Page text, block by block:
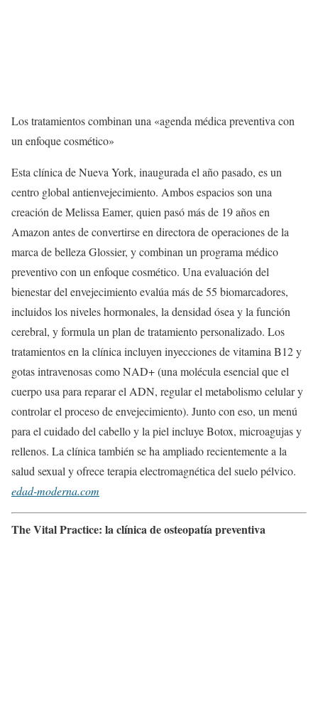
Los tratamientos combinan una «agenda médica preventiva con
un enfoque cosmético»
Esta clínica de Nueva York, inaugurada el año pasado, es un
centro global antienvejecimiento. Ambos espacios son una
creación de Melissa Eamer, quien pasó más de 19 años en
Amazon antes de convertirse en directora de operaciones de la
marca de belleza Glossier, y combinan un programa médico
preventivo con un enfoque cosmético. Una evaluación del
bienestar del envejecimiento evalúa más de 55 biomarcadores,
incluidos los niveles hormonales, la densidad ósea y la función
cerebral, y formula un plan de tratamiento personalizado. Los
tratamientos en la clínica incluyen inyecciones de vitamina B12 y
gotas intravenosas como NAD+ (una molécula esencial que el
cuerpo usa para reparar el ADN, regular el metabolismo celular y
controlar el proceso de envejecimiento). Junto con eso, un menú
para el cuidado del cabello y la piel incluye Botox, microagujas y
rellenos. La clínica también se ha ampliado recientemente a la
salud sexual y ofrece terapia electromagnética del suelo pélvico.
edad-moderna.com
The Vital Practice: la clínica de osteopatía preventiva